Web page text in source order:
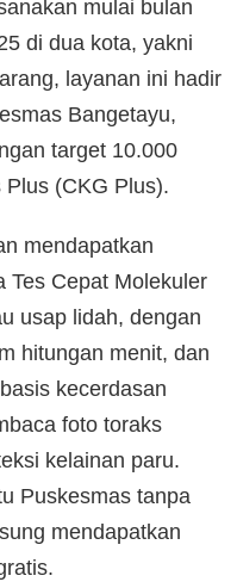
mulai bulan
di dua kota, yakni
layanan ini hadir
Bangetayu,
target 10.000
(CKG Plus).
mendapatkan
Tes Cepat Molekuler
usap lidah, dengan
hitungan menit, dan
kecerdasan
foto toraks
kelainan paru.
Puskesmas tanpa
mendapatkan